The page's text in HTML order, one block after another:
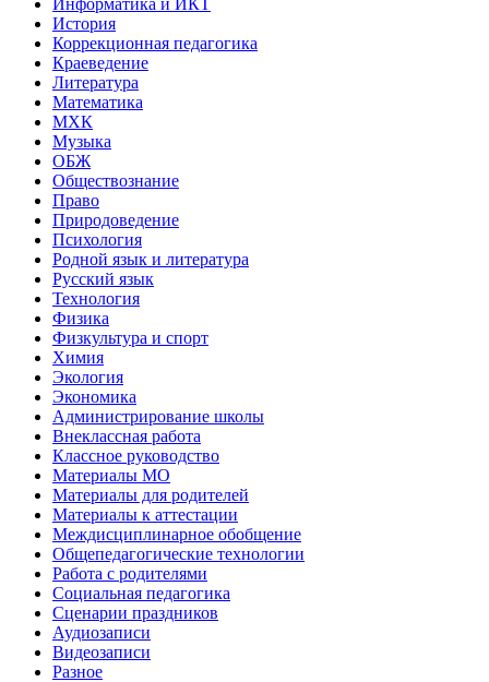
История
Коррекционная педагогика
Краеведение
Литература
Математика
МХК
Музыка
ОБЖ
Обществознание
Право
Природоведение
Психология
Родной язык и литература
Русский язык
Технология
Физика
Физкультура и спорт
Химия
Экология
Экономика
Администрирование школы
Внеклассная работа
Классное руководство
Материалы МО
Материалы для родителей
Материалы к аттестации
Междисциплинарное обобщение
Общепедагогические технологии
Работа с родителями
Социальная педагогика
Сценарии праздников
Аудиозаписи
Видеозаписи
Разное